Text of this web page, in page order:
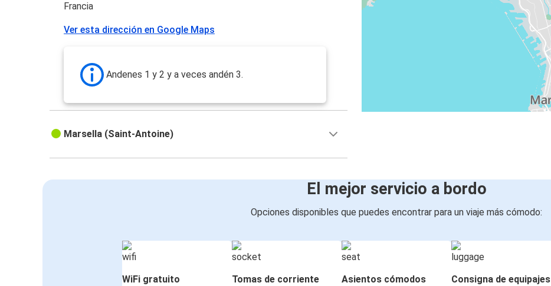
Francia
Ver esta dirección en Google Maps
Andenes 1 y 2 y a veces andén 3.
Marsella (Saint-Antoine)
El mejor servicio a bordo
Opciones disponibles que puedes encontrar para un viaje más cómodo:
WiFi gratuito Tomas de corriente Asientos cómodos Consigna de equipajes